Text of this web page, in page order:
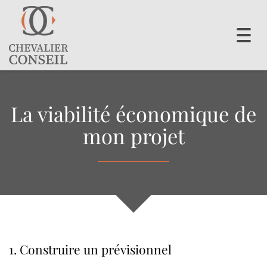
La viabilité économique de
mon projet
1. Construire un prévisionnel